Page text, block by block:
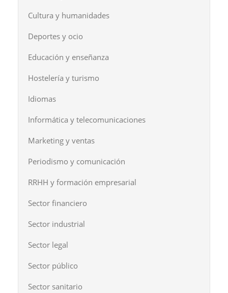
Cultura y humanidades
Deportes y ocio
Educación y enseñanza
Hostelería y turismo
Idiomas
Informática y telecomunicaciones
Marketing y ventas
Periodismo y comunicación
RRHH y formación empresarial
Sector financiero
Sector industrial
Sector legal
Sector público
Sector sanitario